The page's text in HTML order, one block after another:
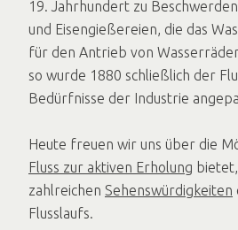
19. Jahrhundert zu
und Eisengießereien, die das
für den Antrieb von
so wurde 1880 schließlich der
Bedürfnisse der Industrie
Heute freuen wir uns über die
Fluss zur aktiven Erholung
zahlreichen Sehenswürdigkeiten
Flusslaufs.